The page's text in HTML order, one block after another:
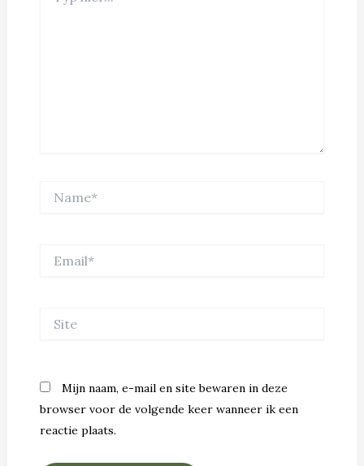
Mijn naam, e-mail en site bewaren in deze
browser voor de volgende keer wanneer ik een
reactie plaats.